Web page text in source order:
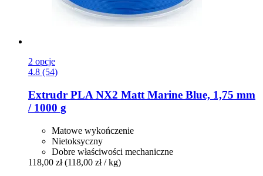
2 opcje
4.8 (54)
Extrudr PLA NX2 Matt Marine Blue, 1,75 mm
/ 1000 g
Matowe wykończenie
Nietoksyczny
Dobre właściwości mechaniczne
118,00 zł (118,00 zł / kg)